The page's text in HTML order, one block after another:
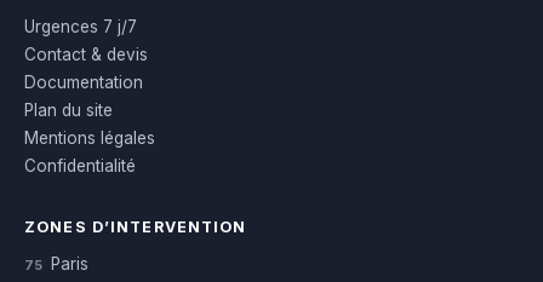
Urgences 7 j/7
Contact & devis
Documentation
Plan du site
Mentions légales
Confidentialité
ZONES D’INTERVENTION
75 Paris